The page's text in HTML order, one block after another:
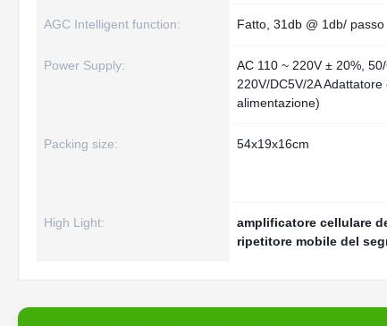
AGC Intelligent function: Fatto, 31db @ 1db/ passo
Power Supply:
AC 110 ~ 220V ± 20%,
220V/DC5V/2A Adattatore
alimentazione)
Packing size: 54x19x16cm
High Light: amplificatore cellulare
ripetitore mobile del